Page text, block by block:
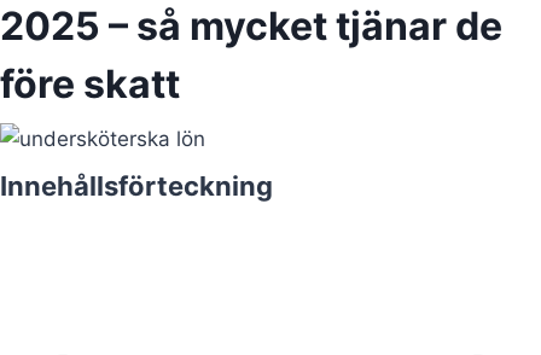
2025 – så mycket tjänar de
före skatt
Innehållsförteckning